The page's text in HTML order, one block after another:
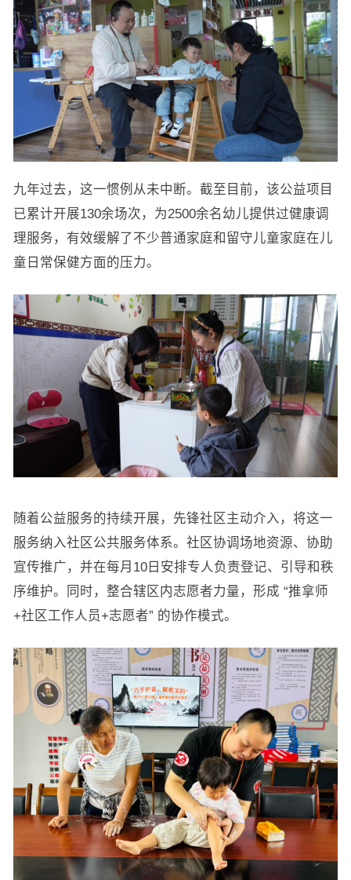
九年过去，这一惯例从未中断。截至目前，该公益项目
已累计开展130余场次，为2500余名幼儿提供过健康调
理服务，有效缓解了不少普通家庭和留守儿童家庭在儿
童日常保健方面的压力。
随着公益服务的持续开展，先锋社区主动介入，将这一
服务纳入社区公共服务体系。社区协调场地资源、协助
宣传推广，并在每月10日安排专人负责登记、引导和秩
序维护。同时，整合辖区内志愿者力量，形成 “推拿师
+社区工作人员+志愿者” 的协作模式。